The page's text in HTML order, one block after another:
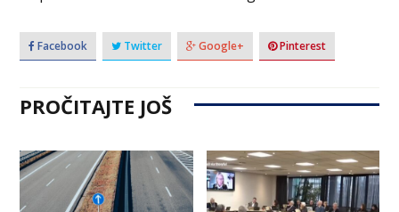
Facebook Twitter Google+ Pinterest
PROČITAJTE JOŠ